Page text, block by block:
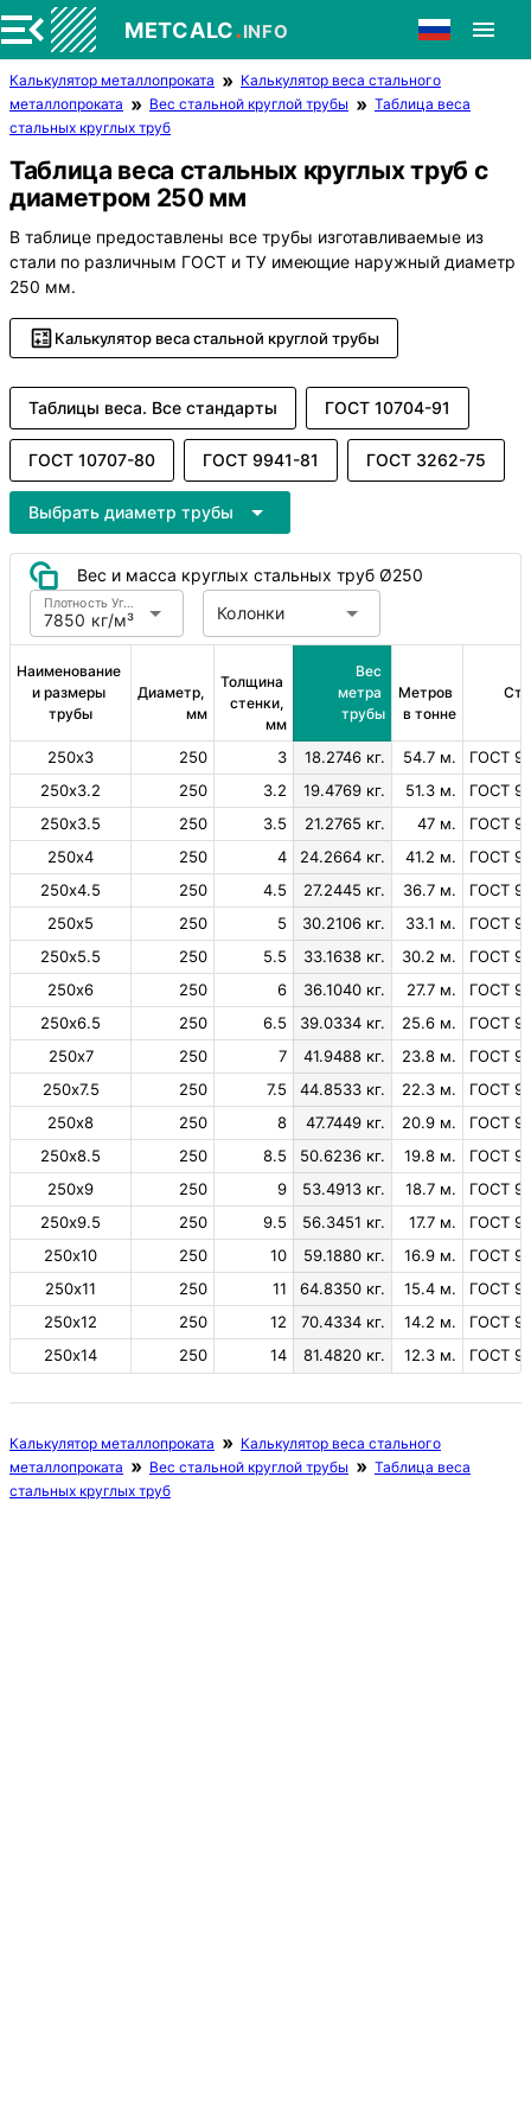
METCALC.INFO
Калькулятор металлопроката
Калькулятор веса стального
металлопроката
Вес стальной круглой трубы
Таблица веса
стальных круглых труб
Таблица веса стальных круглых труб с
диаметром 250 мм
В таблице предоставлены все трубы изготавливаемые из
стали по различным ГОСТ и ТУ имеющие наружный диаметр
250 мм.
Калькулятор веса стальной круглой трубы
Таблицы веса. Все стандарты ГОСТ 10704-91
ГОСТ 10707-80 ГОСТ 9941-81 ГОСТ 3262-75
Выбрать диаметр трубы
Вес и масса круглых стальных труб Ø250
7850 кг/м³
Плотность Углеродистая сталь Колонки
Наименование
и размеры
трубы
Диаметр,
мм
Толщина
стенки,
мм
Вес
метра
трубы
Метров
в тонне
250х3 250 3 18.2746 кг. 54.7 м.
ГОСТ
250х3.2
250 3.2 19.4769 кг. 51.3 м.
ГОСТ
250х3.5
250 3.5 21.2765 кг. 47 м.
ГОСТ
250х4
250 4 24.2664 кг. 41.2 м.
ГОСТ
250х4.5
250 4.5 27.2445 кг. 36.7 м.
ГОСТ
250х5
250 5 30.2106 кг. 33.1 м.
ГОСТ
250х5.5
250 5.5 33.1638 кг. 30.2 м.
ГОСТ
250х6
250 6 36.1040 кг. 27.7 м.
ГОСТ
250х6.5
250 6.5 39.0334 кг. 25.6 м.
ГОСТ
250х7
250 7 41.9488 кг. 23.8 м.
ГОСТ
250х7.5
250 7.5 44.8533 кг. 22.3 м.
ГОСТ
250х8
250 8 47.7449 кг. 20.9 м.
ГОСТ
250х8.5
250 8.5 50.6236 кг. 19.8 м.
ГОСТ
250х9
250 9 53.4913 кг. 18.7 м.
ГОСТ
250х9.5
250 9.5 56.3451 кг. 17.7 м.
ГОСТ
250х10
250 10 59.1880 кг. 16.9 м.
ГОСТ
250х11
250 11 64.8350 кг. 15.4 м.
ГОСТ
250х12
250 12 70.4334 кг. 14.2 м.
ГОСТ
250х14
250 14 81.4820 кг. 12.3 м. ГОСТ
Калькулятор металлопроката
Калькулятор веса стального
металлопроката
Вес стальной круглой трубы
Таблица веса
стальных круглых труб